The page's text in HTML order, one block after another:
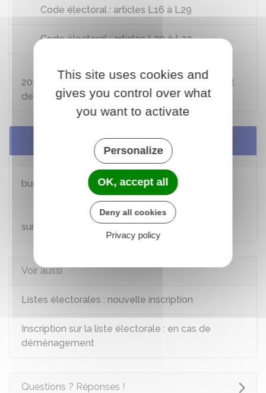
Code électoral : articles L16 à L29
Code électoral : articles L30 à L32
Instruction INTA1830120J du 21 novembre
2018 relative à la tenue des listes électorales et
des listes électorales complémentaires
Services en ligne et formulaires
Vérifier votre inscription électorale et votre
bureau de vote
Nouvelle-Calédonie : vérifier son inscription
sur la liste électorale et son bureau de vote
Voir aussi
Listes électorales : nouvelle inscription
Inscription sur la liste électorale : en cas de
déménagement
Questions ? Réponses !
This site uses cookies and
gives you control over what
you want to activate
Personalize
OK, accept all
Deny all cookies
Privacy policy